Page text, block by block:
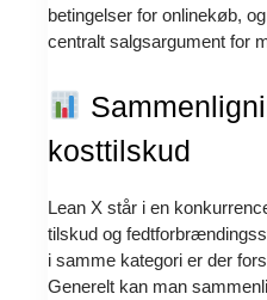
betingelser for onlinekøb,
centralt salgsargument for
kosttilskud
Lean X står i en
tilskud og
i samme kategori er der
Generelt kan man